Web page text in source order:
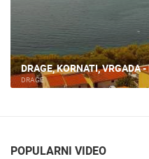
DRAGE, KORNATI, VRGADA
DRAGE
POPULARNI VIDEO